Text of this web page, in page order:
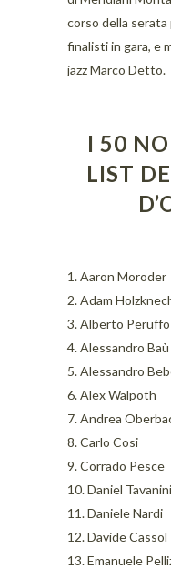
corso della
finalisti in gara, e
jazz Marco Detto.
I 50
LIST
1. Aaron Moroder
2. Adam
3. Alberto Peruffo
4. Alessandro Baù
5. Alessandro
6. Alex Walpoth
7. Andrea
8. Carlo Cosi
9. Corrado Pesce
10. Daniel Tavanini
11. Daniele Nardi
12. Davide Cassol
13. Emanuele